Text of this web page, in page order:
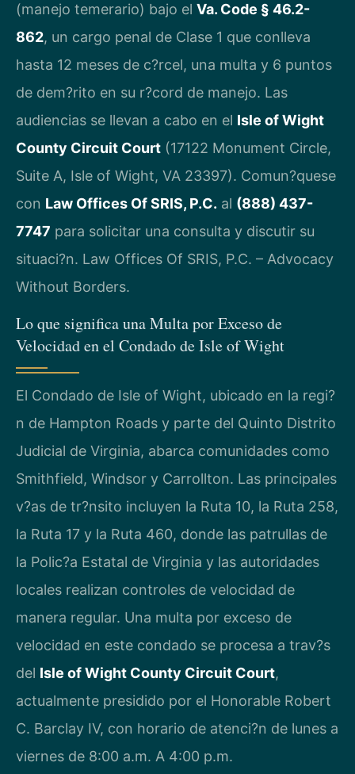
(manejo temerario) bajo el Va. Code § 46.2-
862, un cargo penal de Clase 1 que conlleva
hasta 12 meses de c?rcel, una multa y 6 puntos
de dem?rito en su r?cord de manejo. Las
audiencias se llevan a cabo en el Isle of Wight
County Circuit Court (17122 Monument Circle,
Suite A, Isle of Wight, VA 23397). Comun?quese
con Law Offices Of SRIS, P.C. al (888) 437-
7747 para solicitar una consulta y discutir su
situaci?n. Law Offices Of SRIS, P.C. – Advocacy
Without Borders.
Lo que significa una Multa por Exceso de
Velocidad en el Condado de Isle of Wight
El Condado de Isle of Wight, ubicado en la regi?
n de Hampton Roads y parte del Quinto Distrito
Judicial de Virginia, abarca comunidades como
Smithfield, Windsor y Carrollton. Las principales
v?as de tr?nsito incluyen la Ruta 10, la Ruta 258,
la Ruta 17 y la Ruta 460, donde las patrullas de
la Polic?a Estatal de Virginia y las autoridades
locales realizan controles de velocidad de
manera regular. Una multa por exceso de
velocidad en este condado se procesa a trav?s
del Isle of Wight County Circuit Court,
actualmente presidido por el Honorable Robert
C. Barclay IV, con horario de atenci?n de lunes a
viernes de 8:00 a.m. A 4:00 p.m.